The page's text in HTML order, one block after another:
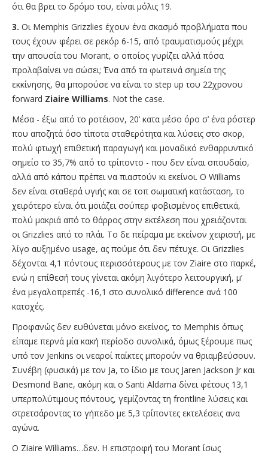
ότι θα βρει το δρόμο του, είναι μόλις 19.
3. Οι Memphis Grizzlies έχουν ένα σκασμό προβλήματα που
τους έχουν φέρει σε ρεκόρ 6-15, από τραυματισμούς μέχρι
την απουσία του Morant, ο οποίος γυρίζει αλλά πόσα
προλαβαίνει να σώσει; Ένα από τα φωτεινά σημεία της
εκκίνησης, θα μπορούσε να είναι το step up του 22χρονου
forward Ziaire Williams. Not the case.
Mέσα - έξω από το ροτέισον, 20’ κατα μέσο όρο σ’ ένα ρόστερ
που αποζητά όσο τίποτα σταθερότητα και λύσεις στο σκορ,
πολύ φτωχή επιθετική παραγωγή και μοναδικό ενθαρρυντικό
σημείο το 35,7% από το τρίποντο - που δεν είναι σπουδαίο,
αλλά από κάπου πρέπει να πιαστούν κι εκείνοι. Ο Williams
δεν είναι σταθερά υγιής και σε τοπ σωματική κατάσταση, το
χειρότερο είναι ότι μοιάζει σούπερ φοβισμένος επιθετικά,
πολύ μακριά από το θάρρος στην εκτέλεση που χρειάζονται
οι Grizzlies από το πλάι. Το δε πείραμα με εκείνον χειριστή, με
λίγο αυξημένο usage, ας πούμε ότι δεν πέτυχε. Οι Grizzlies
δέχονται 4,1 πόντους περισσότερους με τον Ziaire στο παρκέ,
ενώ η επίθεσή τους γίνεται ακόμη λιγότερο λειτουργική, μ’
ένα μεγαλοπρεπές -16,1 στο συνολικό difference ανά 100
κατοχές.
Προφανώς δεν ευθύνεται μόνο εκείνος, το Memphis όπως
είπαμε περνά μία κακή περίοδο συνολικά, όμως ξέρουμε πως
υπό τον Jenkins οι νεαροί παίκτες μπορούν να θριαμβεύσουν.
Συνέβη (φυσικά) με τον Ja, το ίδιο με τους Jaren Jackson Jr και
Desmond Bane, ακόμη και ο Santi Aldama δίνει φέτους 13,1
υπερπολύτιμους πόντους, γεμίζοντας τη frontline λύσεις και
στρετσάροντας το γήπεδο με 5,3 τρίποντες εκτελέσεις ανα
αγώνα.
Ο Ziaire Williams…δεν. Η επιστροφή του Morant ίσως